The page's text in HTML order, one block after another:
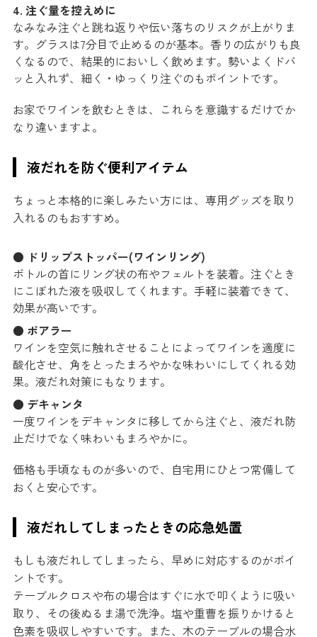
4. 注ぐ量を控えめに
なみなみ注ぐと跳ね返りや伝い落ちのリスクが上がりま
す。グラスは7分目で止めるのが基本。香りの広がりも良
くなるので、結果的においしく飲めます。勢いよくドバ
ッと入れず、細く・ゆっくり注ぐのもポイントです。
お家でワインを飲むときは、これらを意識するだけでか
なり違いますよ。
液だれを防ぐ便利アイテム
ちょっと本格的に楽しみたい方には、専用グッズを取り
入れるのもおすすめ。
● ドリップストッパー(ワインリング)
ボトルの首にリング状の布やフェルトを装着。注ぐとき
にこぼれた液を吸収してくれます。手軽に装着できて、
効果が高いです。
● ポアラー
ワインを空気に触れさせることによってワインを適度に
酸化させ、角をとったまろやかな味わいにしてくれる効
果。液だれ対策にもなります。
● デキャンタ
一度ワインをデキャンタに移してから注ぐと、液だれ防
止だけでなく味わいもまろやかに。
価格も手頃なものが多いので、自宅用にひとつ常備して
おくと安心です。
液だれしてしまったときの応急処置
もしも液だれしてしまったら、早めに対応するのがポイ
ントです。
テーブルクロスや布の場合はすぐに水で叩くように吸い
取り、その後ぬるま湯で洗浄。塩や重曹を振りかけると
色素を吸収しやすいです。また、木のテーブルの場合水